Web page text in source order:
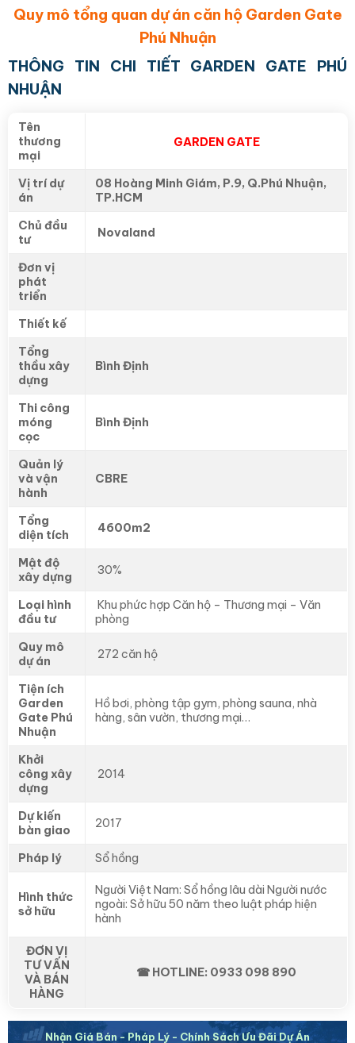
Quy mô tổng quan dự án căn hộ Garden Gate
Phú Nhuận
THÔNG TIN CHI TIẾT GARDEN GATE PHÚ
NHUẬN
Tên
thương
mại
GARDEN GATE
Vị trí dự
án
08 Hoàng Minh Giám, P.9, Q.Phú Nhuận,
TP.HCM
Chủ đầu
tư
Novaland
Đơn vị
phát
triển
Thiết kế
Tổng
thầu xây
dựng
Bình Định
Thi công
móng
cọc
Bình Định
Quản lý
và vận
hành
CBRE
Tổng
diện tích
4600m2
Mật độ
xây dựng
30%
Loại hình
đầu tư
Khu phức hợp Căn hộ – Thương mại – Văn
phòng
Quy mô
dự án
272 căn hộ
Tiện ích
Garden
Gate Phú
Nhuận
Hồ bơi, phòng tập gym, phòng sauna, nhà
hàng, sân vườn, thương mại…
Khởi
công xây
dựng
2014
Dự kiến
bàn giao
2017
Pháp lý Sổ hồng
Hình thức
sở hữu
Người Việt Nam: Sổ hồng lâu dài Người nước
ngoài: Sở hữu 50 năm theo luật pháp hiện
hành
ĐƠN VỊ
TƯ VẤN
VÀ BÁN
HÀNG
☎ HOTLINE: 0933 098 890
Nhận Giá Bán - Pháp Lý - Chính Sách Ưu Đãi Dự Án